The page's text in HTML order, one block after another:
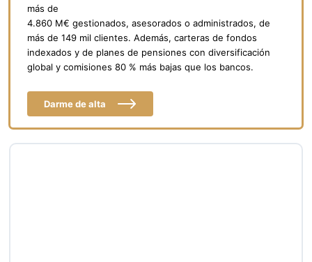
más de
4.860 M€ gestionados, asesorados o administrados, de
más de 149 mil clientes. Además, carteras de fondos
indexados y de planes de pensiones con diversificación
global y comisiones 80 % más bajas que los bancos.
Darme de alta